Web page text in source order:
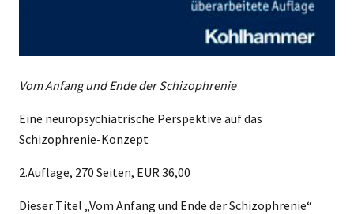
Vom Anfang und Ende der Schizophrenie
Eine neuropsychiatrische Perspektive auf das
Schizophrenie-Konzept
2.Auflage, 270 Seiten, EUR 36,00
Dieser Titel „Vom Anfang und Ende der Schizophrenie“